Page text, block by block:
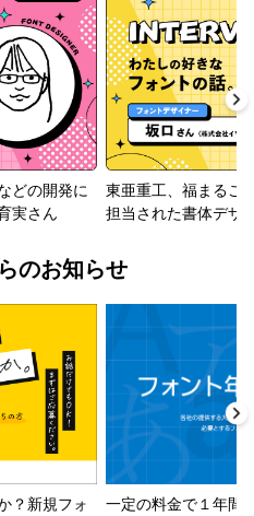
どの開発に
実さん
東亜重工、福まるご
担当された書体デザ
のお知らせ
？新規フォ
一定の料金で１年間